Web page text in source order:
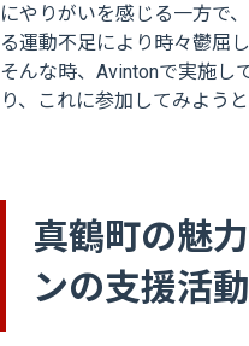
にやりがいを感じる一方で
る運動不足により時々鬱屈
そんな時、Avintonで実施し
り、これに参加してみようと
真鶴町の魅
ンの支援活動